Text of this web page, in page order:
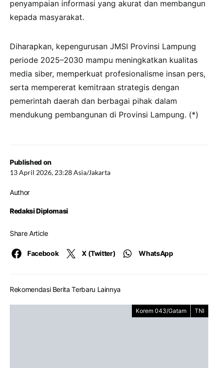
Published on
13 April 2026, 23:28 Asia/Jakarta
Author
Redaksi Diplomasi
Share Article
Facebook X (Twitter) WhatsApp
penyampaian informasi yang akurat dan membangun
kepada masyarakat.
Diharapkan, kepengurusan JMSI Provinsi Lampung
periode 2025–2030 mampu meningkatkan kualitas
media siber, memperkuat profesionalisme insan pers,
serta mempererat kemitraan strategis dengan
pemerintah daerah dan berbagai pihak dalam
mendukung pembangunan di Provinsi Lampung. (*)
Rekomendasi Berita Terbaru Lainnya
Korem 043/Gatam TNI